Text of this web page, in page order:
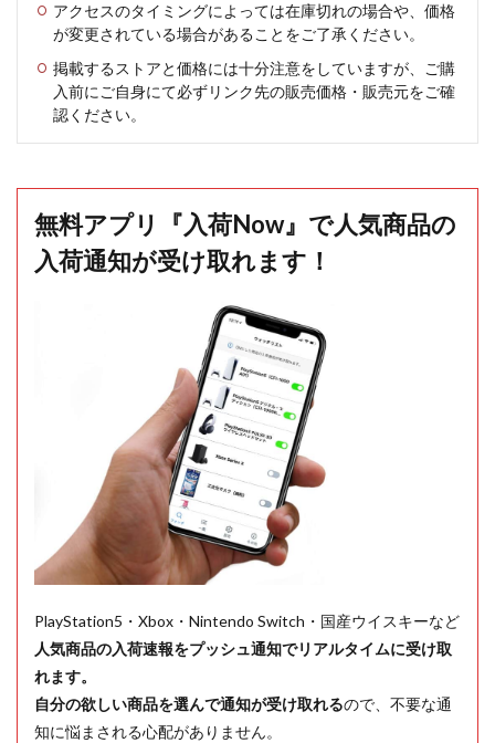
アクセスのタイミングによっては在庫切れの場合や、価格
が変更されている場合があることをご了承ください。
掲載するストアと価格には十分注意をしていますが、ご購
入前にご自身にて必ずリンク先の販売価格・販売元をご確
認ください。
無料アプリ『入荷Now』で人気商品の
入荷通知が受け取れます！
PlayStation5・Xbox・Nintendo Switch・国産ウイスキーなど
人気商品の入荷速報をプッシュ通知でリアルタイムに受け取
れます。
自分の欲しい商品を選んで通知が受け取れるので、不要な通
知に悩まされる心配がありません。